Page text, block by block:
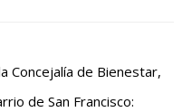
Concejalía de Bienestar,
de San Francisco: